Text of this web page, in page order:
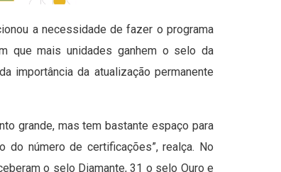
a necessidade de fazer o programa
que mais unidades ganhem o selo da
importância da atualização permanente
grande, mas tem bastante espaço para
do número de certificações”, realça. No
o selo Diamante, 31 o selo Ouro e